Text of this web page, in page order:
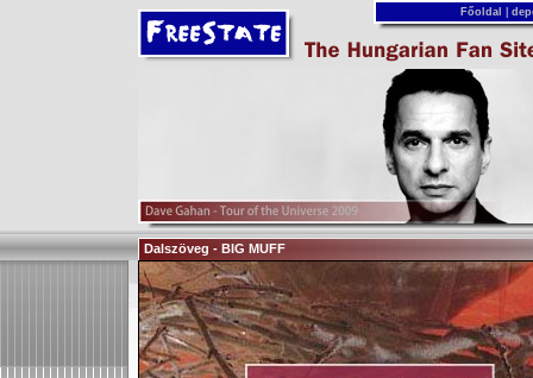
Főoldal
Dalszöveg - BIG MUFF